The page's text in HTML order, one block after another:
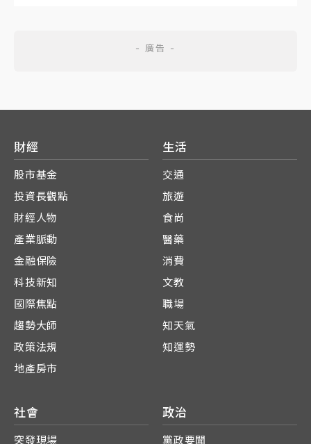
財經
股市基金
投資長觀點
財經人物
產業脈動
金融保險
科技新知
國際焦點
趨勢大師
政策法規
地產房市
生活
交通
旅遊
食尚
醫藥
消費
文教
職場
知天氣
知運勢
社會
突發現場
政治
黨政要聞